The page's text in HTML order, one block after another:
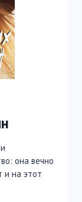
она вечно
и на этот